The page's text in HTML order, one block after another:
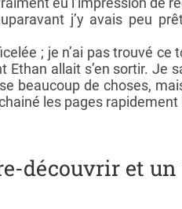
j’y avais peu
; je n’ai pas trouvé
Ethan allait s’en sortir. Je
beaucoup de choses,
les pages rapidement
découvrir et